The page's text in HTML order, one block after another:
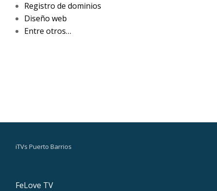
Registro de dominios
Diseño web
Entre otros…
iTVs Puerto Barrios
FeLove TV